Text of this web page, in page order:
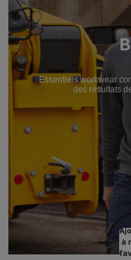
Essentiels workwear
des résultats
à